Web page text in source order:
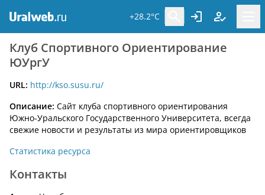
+28.2°C
Клуб Спортивного Ориентирование
ЮУргУ
URL: http://kso.susu.ru/
Описание: Сайт клуба спортивного ориентирования
Южно-Уральского Государственного Университета, всегда
свежие новости и результаты из мира ориентировщиков
Статистика ресурса
Контакты